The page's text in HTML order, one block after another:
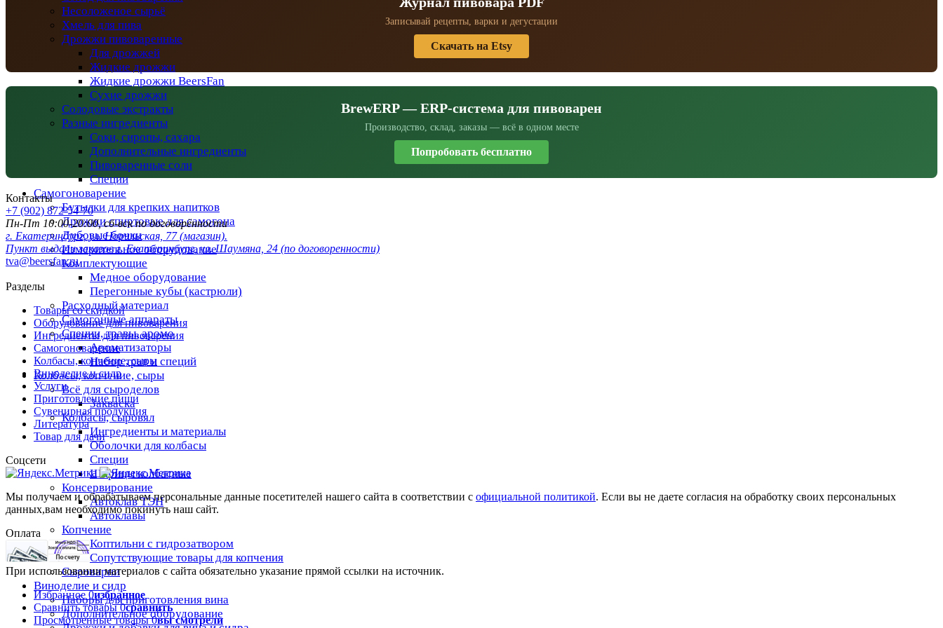
Несоложеное сырьё
Хмель для пива
Дрожжи пивоваренные
Для дрожжей
Жидкие дрожжи
Жидкие дрожжи BeersFan
Сухие дрожжи
Солодовые экстракты
Разные ингредиенты
Соки, сиропы, сахара
Дополнительные ингредиенты
Пивоваренные соли
Специи
Самогоноварение
Бутылки для крепких напитков
Дрожжи спиртовые для самогона
Дубовые бочки
Измерительное оборудование
Комплектующие
Медное оборудование
Перегонные кубы (кастрюли)
Расходный материал
Самогонные аппараты
Специи, травы, аромо
Ароматизаторы
Набор трав и специй
Колбасы, копчение, сыры
Всё для сыроделов
Закваска
Колбасы, сыровял
Ингредиенты и материалы
Оболочки для колбасы
Специи
Шприцы колбасные
Консервирование
Автоклав ТЭН
Автоклавы
Копчение
Коптильни с гидрозатвором
Сопутствующие товары для копчения
Сыроварни
Виноделие и сидр
Наборы для приготовления вина
Дополнительное оборудование
Записывай рецепты, варки и дегустации
Скачать на Etsy
BrewERP — ERP-система для пивоварен
Производство, склад, заказы — всё в одном месте
Попробовать бесплатно
Контакты
+7 (902) 872-54-70
Пн-Пт 10:00-20:00, сб-вск по договорённости
г. Екатеринбург, ул. Норильская, 77 (магазин).
Пункт выдачи заказов г. Екатеринбург, ул. Шаумяна, 24 (по договоренности)
tva@beersfan.ru
Разделы
Товары со скидкой
Оборудование для пивоварения
Ингредиенты для пивоварения
Самогоноварение
Колбасы, копчение, сыры
Виноделие и сидр
Услуги
Приготовление пищи
Сувенирная продукция
Литература
Товар для дачи
Соцсети
Мы получаем и обрабатываем персональные данные посетителей нашего сайта в соответствии с официальной политикой. Если вы не даете согласия на обработку своих персональных
данных,вам необходимо покинуть наш сайт.
Оплата
При использовании материалов с сайта обязательно указание прямой ссылки на источник.
Избранное 0избранное
Сравнить товары 0сравнить
Просмотренные товары 0вы смотрели